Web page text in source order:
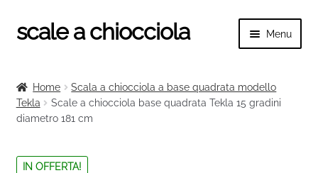
Vai
alla
Vai
al
scale a chiocciola Menu
menu
Tutte le scale
Home
Scala a chiocciola a base quadrata modello
Tekla
Scale a chiocciola base quadrata Tekla 15 gradini
diametro 181 cm
IN OFFERTA!